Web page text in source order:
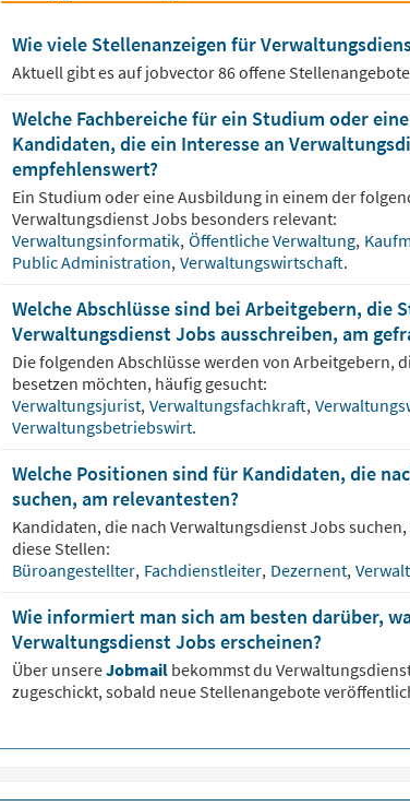
Wie viele Stellenanzeigen für
Aktuell gibt es auf jobvector86offene
Welche Fachbereiche für ein Studium oder
Kandidaten, die ein Interesse an
empfehlenswert?
Ein Studium oder eine Ausbildung in einem der
VerwaltungsdienstJobs besonders relevant:
Verwaltungsinformatik, Öffentliche Verwaltung,
Public Administration, Verwaltungswirtschaft.
Welche Abschlüsse sind bei Arbeitgebern, die
Verwaltungsdienst Jobs ausschreiben, am
Die folgenden Abschlüsse werden von Arbeitgebern,
besetzen möchten, häufig gesucht:
Verwaltungsjurist, Verwaltungsfachkraft,
Verwaltungsbetriebswirt.
Welche Positionen sind für Kandidaten, die
suchen, am relevantesten?
Kandidaten, die nach VerwaltungsdienstJobs
diese Stellen:
Büroangestellter, Fachdienstleiter, Dezernent,
Wie informiert man sich am besten darüber,
Verwaltungsdienst Jobs erscheinen?
Über unsereJobmail bekommst du
zugeschickt, sobald neue Stellenangebote